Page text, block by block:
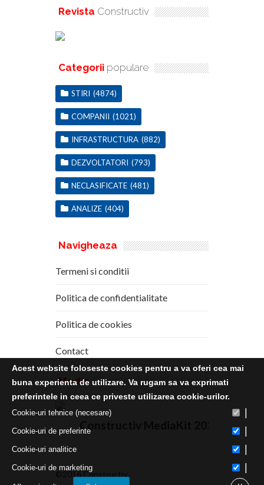
Revista Constructiv
Categorii populare
STIRI (4874)
COMPANII (1021)
INFRASTRUCTURA (882)
DEZVOLTATORI (793)
NECLASIFICATE (481)
ANALIZE (404)
Navigheaza
Termeni si conditii
Politica de confidentialitate
Politica de cookies
Contact
Media Kit
Constructiv MediaKit 2020
©2016 Constructiv
Acest website foloseste cookies pentru a va oferi cea mai
buna experienta de utilizare. Va rugam sa va exprimati
preferintele in ceea ce priveste utilizarea cookie-urilor.
Cookie-uri tehnice (necesare)
Cookie-uri de preferinte
Cookie-uri analitice
Cookie-uri de marketing